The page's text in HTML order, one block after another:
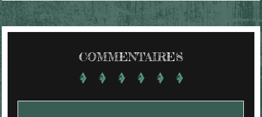
COMMENTAIRES